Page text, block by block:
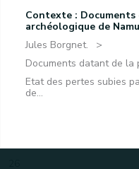
Contexte : Documents
archéologique de
Jules Borgnet.
Documents datant de la
Etat des pertes subies
de...